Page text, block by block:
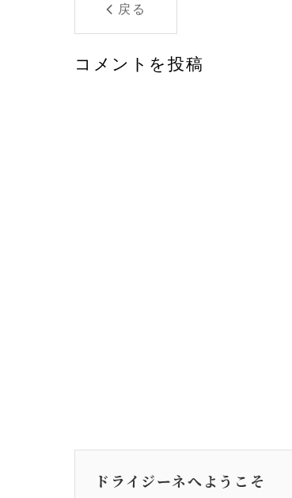
戻る
コメントを投稿
ドライジーネへようこそ